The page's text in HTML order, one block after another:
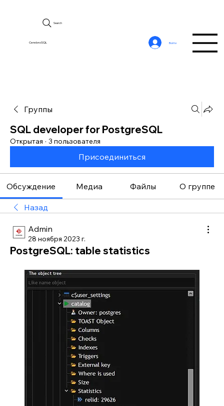
CerebroSQL
Search
Войти
Группы
SQL developer for PostgreSQL
Открытая · 3 пользователя
Присоединиться
Обсуждение Медиа Файлы О группе
Назад
Admin
28 ноября 2023 г.
PostgreSQL: table statistics